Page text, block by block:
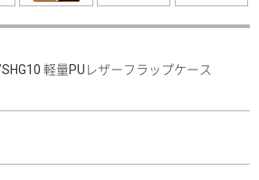
軽量PUレザーフラップケース